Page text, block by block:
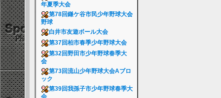
年夏季大会
第78回鎌ケ谷市民少年野球大会
野球
白井市友遊ボール大会
第37回柏市春季少年野球大会
第32回野田市少年野球春季大
会
第73回流山少年野球大会Aブロ
ック
第39回我孫子市少年野球春季大
会